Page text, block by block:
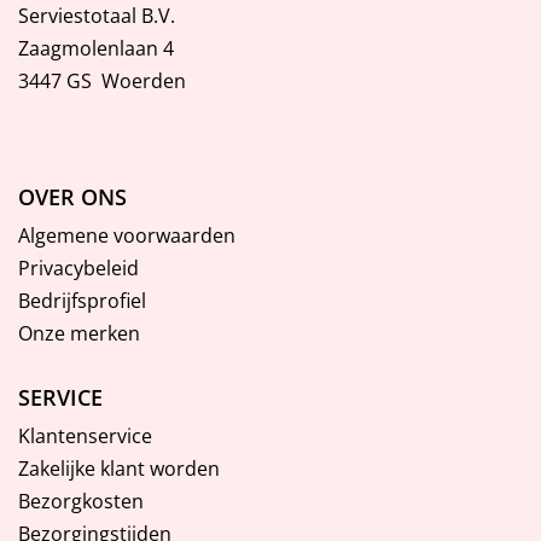
Serviestotaal B.V.
Zaagmolenlaan 4
3447 GS Woerden
OVER ONS
Algemene voorwaarden
Privacybeleid
Bedrijfsprofiel
Onze merken
SERVICE
Klantenservice
Zakelijke klant worden
Bezorgkosten
Bezorgingstijden